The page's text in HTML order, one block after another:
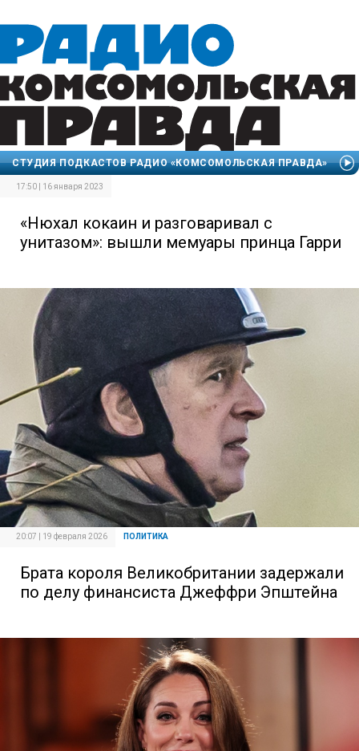
СТУДИЯ ПОДКАСТОВ РАДИО «КОМСОМОЛЬСКАЯ ПРАВДА»
17:50 | 16 января 2023
«Нюхал кокаин и разговаривал с
унитазом»: вышли мемуары принца Гарри
20:07 | 19 февраля 2026 ПОЛИТИКА
Брата короля Великобритании задержали
по делу финансиста Джеффри Эпштейна